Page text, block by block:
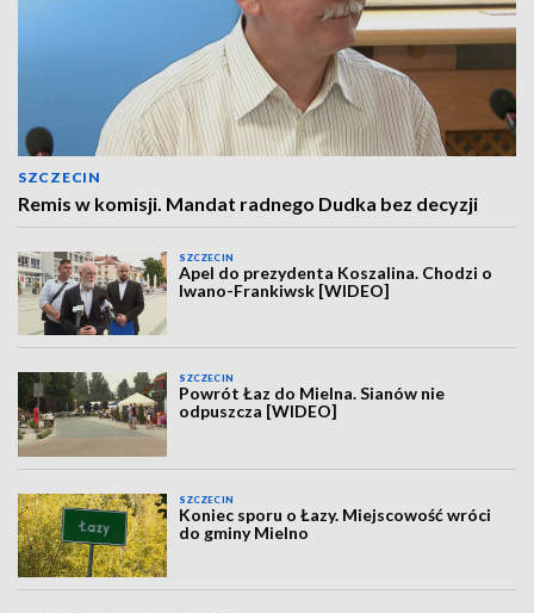
SZCZECIN
Remis w komisji. Mandat radnego Dudka bez decyzji
SZCZECIN
Apel do prezydenta Koszalina. Chodzi o
Iwano-Frankiwsk [WIDEO]
SZCZECIN
Powrót Łaz do Mielna. Sianów nie
odpuszcza [WIDEO]
SZCZECIN
Koniec sporu o Łazy. Miejscowość wróci
do gminy Mielno